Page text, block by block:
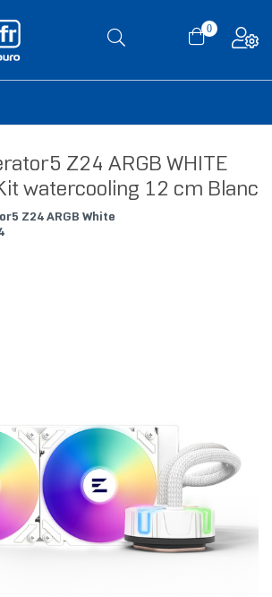
0
Z24 ARGB WHITE
watercooling 12 cm Blanc
Z24 ARGB White